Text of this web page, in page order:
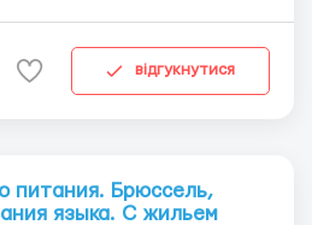
відгукнутися
питания. Брюссель,
языка. С жильем